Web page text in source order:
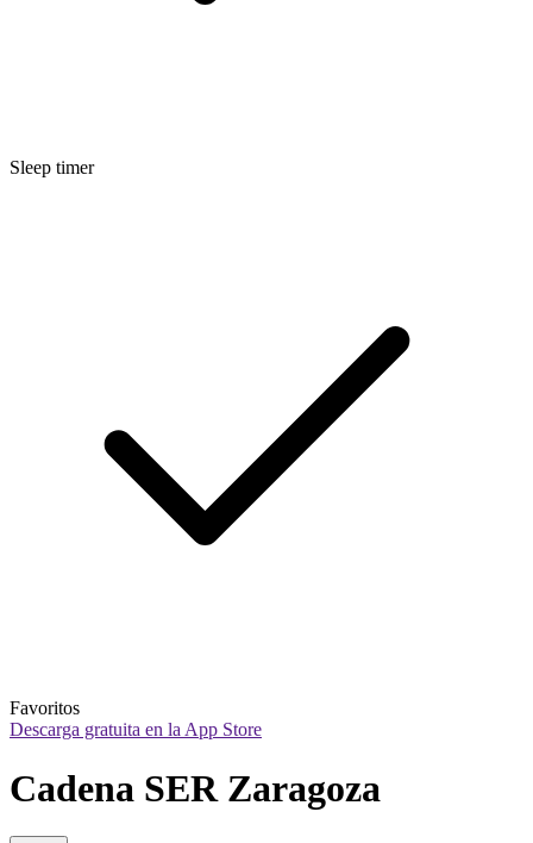
Sleep timer
Favoritos
Descarga gratuita en la App Store
Cadena SER Zaragoza